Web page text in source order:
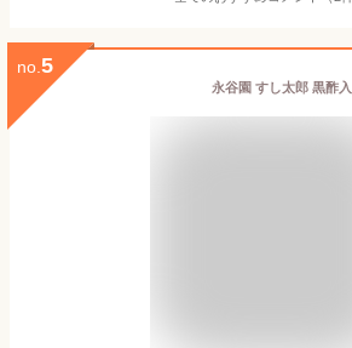
no. 5
永谷園 すし太郎 黒酢